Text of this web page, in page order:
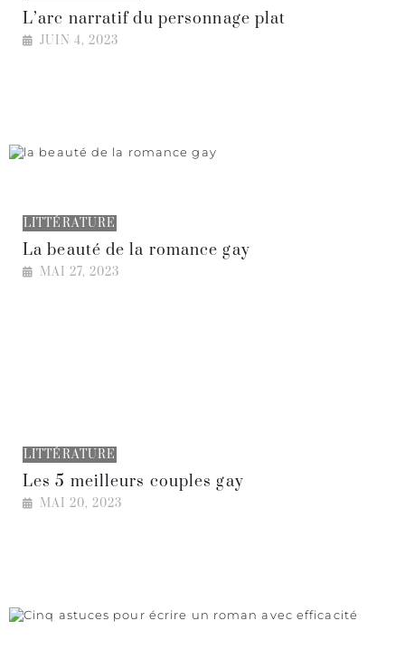
L’arc narratif du personnage plat
JUIN 4, 2023
LITTÉRATURE
La beauté de la romance gay
MAI 27, 2023
LITTÉRATURE
Les 5 meilleurs couples gay
MAI 20, 2023